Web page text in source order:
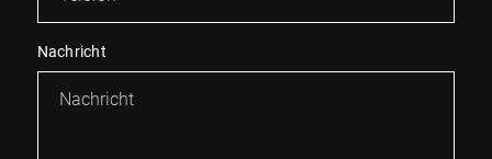
Nachricht